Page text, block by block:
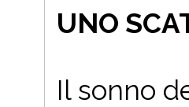
UNO
Il sonno